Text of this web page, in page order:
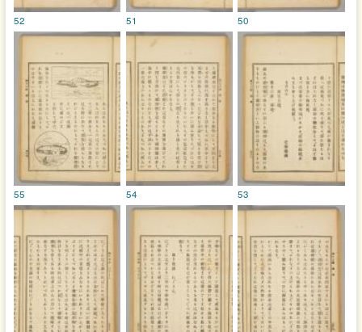
50
51
52
53
54
55